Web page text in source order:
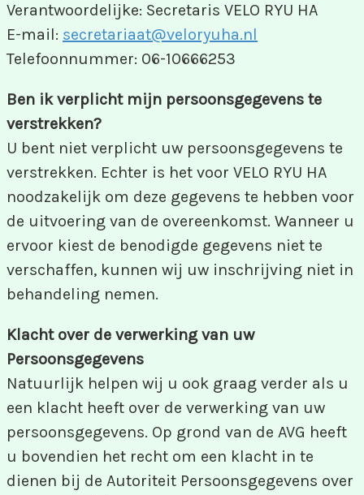
Verantwoordelijke: Secretaris VELO RYU HA
E-mail: secretariaat@veloryuha.nl
Telefoonnummer: 06-10666253
Ben ik verplicht mijn persoonsgegevens te
verstrekken?
U bent niet verplicht uw persoonsgegevens te
verstrekken. Echter is het voor VELO RYU HA
noodzakelijk om deze gegevens te hebben voor
de uitvoering van de overeenkomst. Wanneer u
ervoor kiest de benodigde gegevens niet te
verschaffen, kunnen wij uw inschrijving niet in
behandeling nemen.
Klacht over de verwerking van uw
Persoonsgegevens
Natuurlijk helpen wij u ook graag verder als u
een klacht heeft over de verwerking van uw
persoonsgegevens. Op grond van de AVG heeft
u bovendien het recht om een klacht in te
dienen bij de Autoriteit Persoonsgegevens over